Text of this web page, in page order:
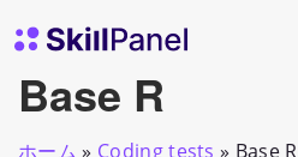
スキルパネル ホームページ
Base R
ホーム » Coding tests » Base R